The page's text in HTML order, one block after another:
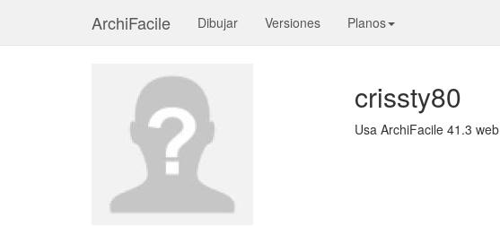
ArchiFacile Dibujar Versiones Planos
crissty80
Usa ArchiFacile 41.3 web